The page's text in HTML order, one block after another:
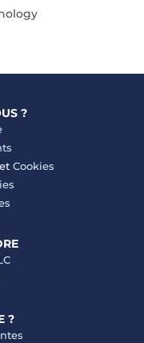
?
et Cookies
?